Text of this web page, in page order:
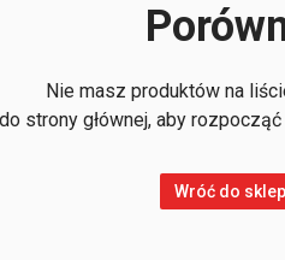
Nie masz produktów na
strony głównej, aby
Wróć do